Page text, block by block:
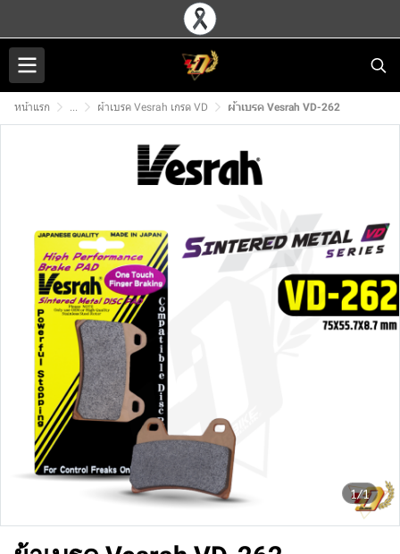
หน้าแรก ... ผ้าเบรค Vesrah เกรด VD ผ้าเบรค Vesrah VD-262
1/1